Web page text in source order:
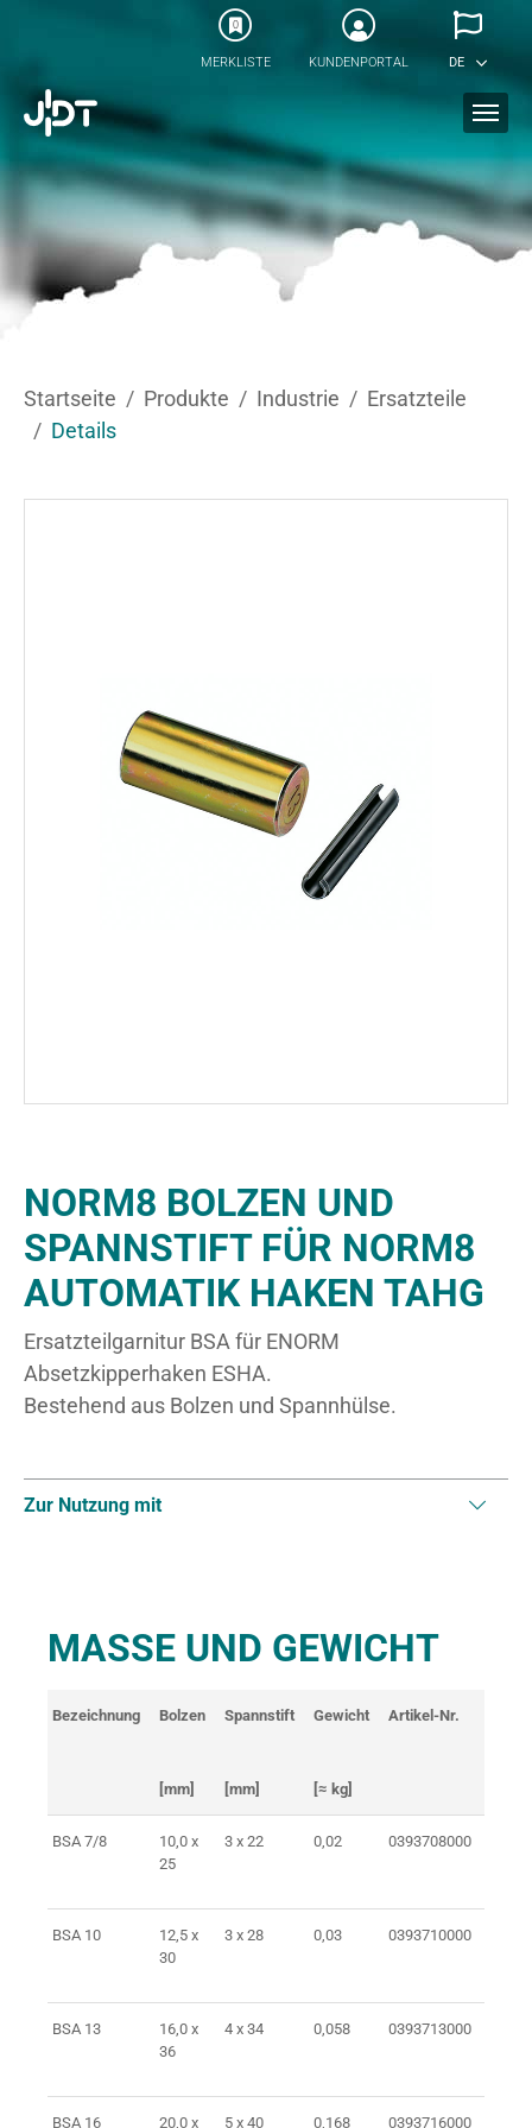
0
MERKLISTE KUNDENPORTAL DE
Startseite Produkte Industrie
Ersatzteile
Details
NORM8 BOLZEN UND
SPANNSTIFT FÜR NORM8
AUTOMATIK HAKEN TAHG
Ersatzteilgarnitur BSA für ENORM
Absetzkipperhaken ESHA.
Bestehend aus Bolzen und Spannhülse.
Zur Nutzung mit
MASSE UND GEWICHT
Bezeichnung Bolzen Spannstift Gewicht Artikel-Nr.
[mm] [mm] [≈ kg]
BSA 7/8
10,0 x
25
3 x 22 0,02 0393708000
BSA 10
12,5 x
30
3 x 28 0,03 0393710000
BSA 13
16,0 x
36
4 x 34 0,058 0393713000
BSA 16
20,0 x
5 x 40 0,168 0393716000